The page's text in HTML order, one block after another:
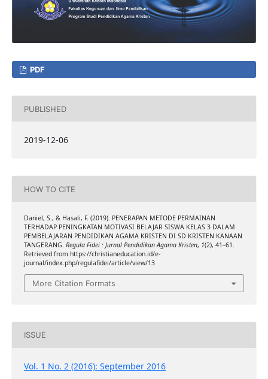
PDF
PUBLISHED
2019-12-06
HOW TO CITE
Daniel, S., & Hasali, F. (2019). PENERAPAN METODE PERMAINAN
TERHADAP PENINGKATAN MOTIVASI BELAJAR SISWA KELAS 3 DALAM
PEMBELAJARAN PENDIDIKAN AGAMA KRISTEN DI SD KRISTEN KANAAN
TANGERANG. Regula Fidei : Jurnal Pendidikan Agama Kristen, 1(2), 41–61.
Retrieved from https://christianeducation.id/e-
journal/index.php/regulafidei/article/view/13
More Citation Formats
ISSUE
Vol. 1 No. 2 (2016): September 2016